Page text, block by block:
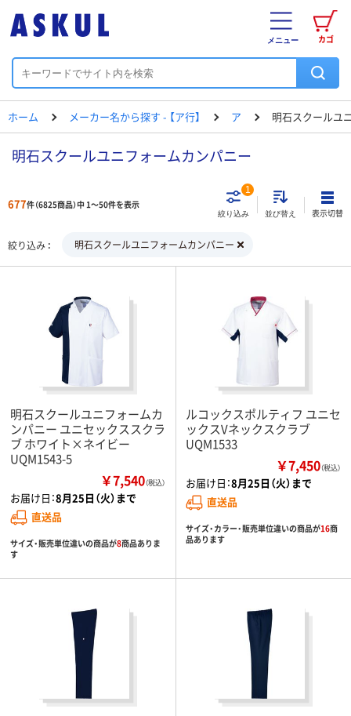
カゴ
メニュー
ホーム メーカー名から探す - 【ア行】 ア 明石スクールユ
明石スクールユニフォームカンパニー
677件（6825商品）中 1～50件を表示
絞り込み
1
並び替え 表示切替
絞り込み 明石スクールユニフォームカンパニー
明石スクールユニフォームカ
ンパニー ユニセックススクラ
ブ ホワイト×ネイビー
UQM1543-5
￥7,540（税込）
お届け日：8月25日（火）まで
直送品
サイズ・販売単位違いの商品が8商品ありま
す
ルコックスポルティフ ユニセ
ックスVネックスクラブ
UQM1533
￥7,450（税込）
お届け日：8月25日（火）まで
直送品
サイズ・カラー・販売単位違いの商品が16商
品あります